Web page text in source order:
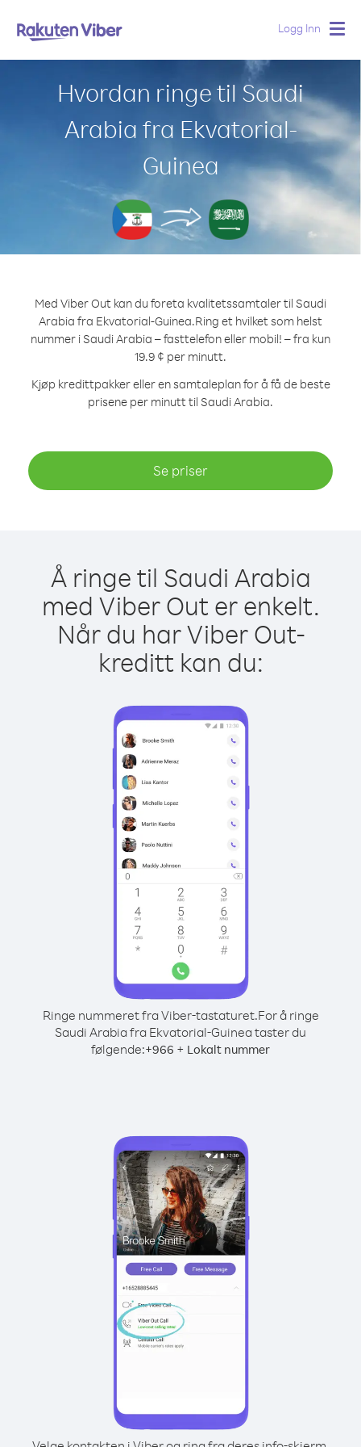
Logg Inn
Hvordan ringe til Saudi
Arabia fra Ekvatorial-
Guinea
Med Viber Out kan du foreta kvalitetssamtaler til Saudi
Arabia fra Ekvatorial-Guinea.Ring et hvilket som helst
nummer i Saudi Arabia – fasttelefon eller mobil! – fra kun
19.9 ¢ per minutt.
Kjøp kredittpakker eller en samtaleplan for å få de beste
prisene per minutt til Saudi Arabia.
Se priser
Å ringe til Saudi Arabia
med Viber Out er enkelt.
Når du har Viber Out-
kreditt kan du:
Ringe nummeret fra Viber-tastaturet.For å ringe
Saudi Arabia fra Ekvatorial-Guinea taster du
følgende:+966 + Lokalt nummer